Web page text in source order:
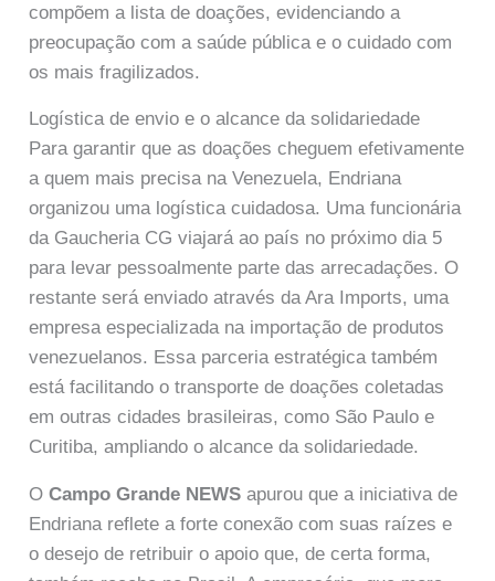
compõem a lista de doações, evidenciando a
preocupação com a saúde pública e o cuidado com
os mais fragilizados.
Logística de envio e o alcance da solidariedade
Para garantir que as doações cheguem efetivamente
a quem mais precisa na Venezuela, Endriana
organizou uma logística cuidadosa. Uma funcionária
da Gaucheria CG viajará ao país no próximo dia 5
para levar pessoalmente parte das arrecadações. O
restante será enviado através da Ara Imports, uma
empresa especializada na importação de produtos
venezuelanos. Essa parceria estratégica também
está facilitando o transporte de doações coletadas
em outras cidades brasileiras, como São Paulo e
Curitiba, ampliando o alcance da solidariedade.
OCampo Grande NEWS apurou que a iniciativa de
Endriana reflete a forte conexão com suas raízes e
o desejo de retribuir o apoio que, de certa forma,